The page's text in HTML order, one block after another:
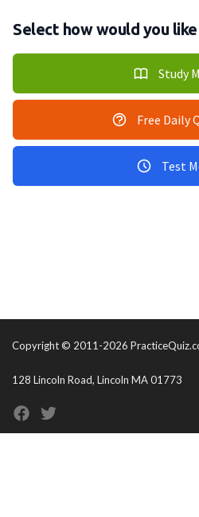
Select how would you
Study
Free Daily
Test
Copyright © 2011-2026
128 Lincoln Road, Lincoln MA 01773